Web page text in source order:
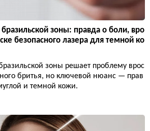
зоны: правда о боли, вро
безопасного лазера для темной ко
зоны решает проблему врос
бритья, но ключевой нюанс — прав
и темной кожи.